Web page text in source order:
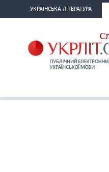
УКРАЇНСЬКА ЛІТЕРАТУРА